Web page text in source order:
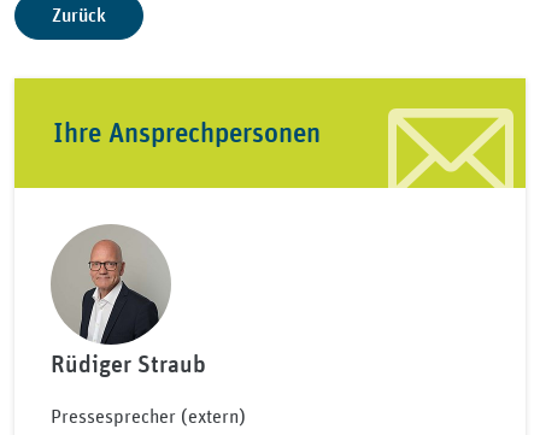
Zurück
Ihre Ansprechpersonen
Rüdiger Straub
Pressesprecher (extern)